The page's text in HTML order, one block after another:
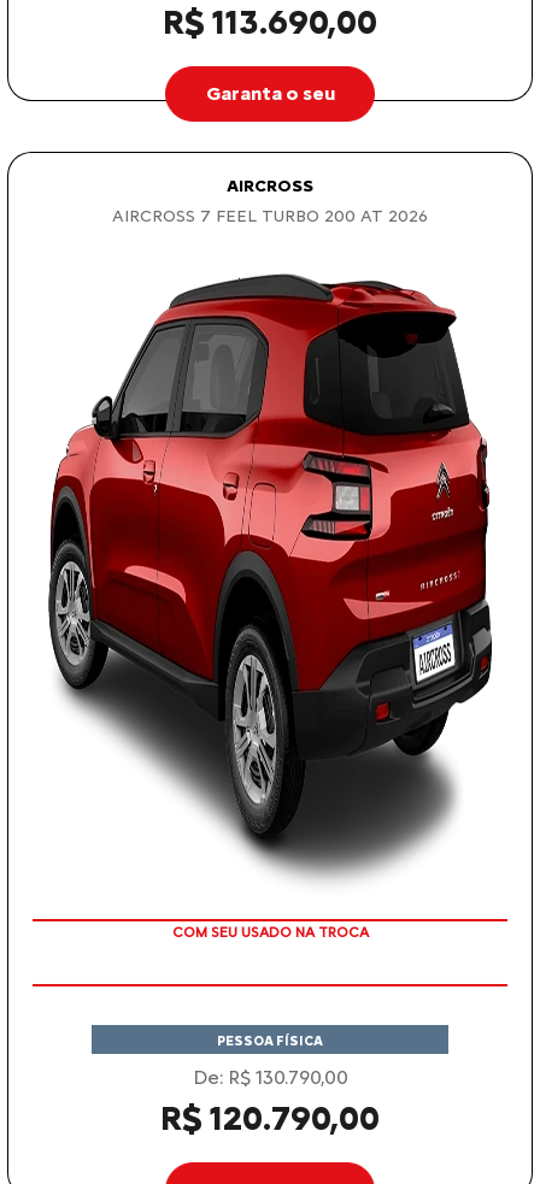
R$ 113.690,00
Garanta o seu
AIRCROSS
AIRCROSS 7 FEEL TURBO 200 AT 2026
TAXA ZERO
PESSOA FÍSICA
De: R$ 130.790,00
R$ 120.790,00